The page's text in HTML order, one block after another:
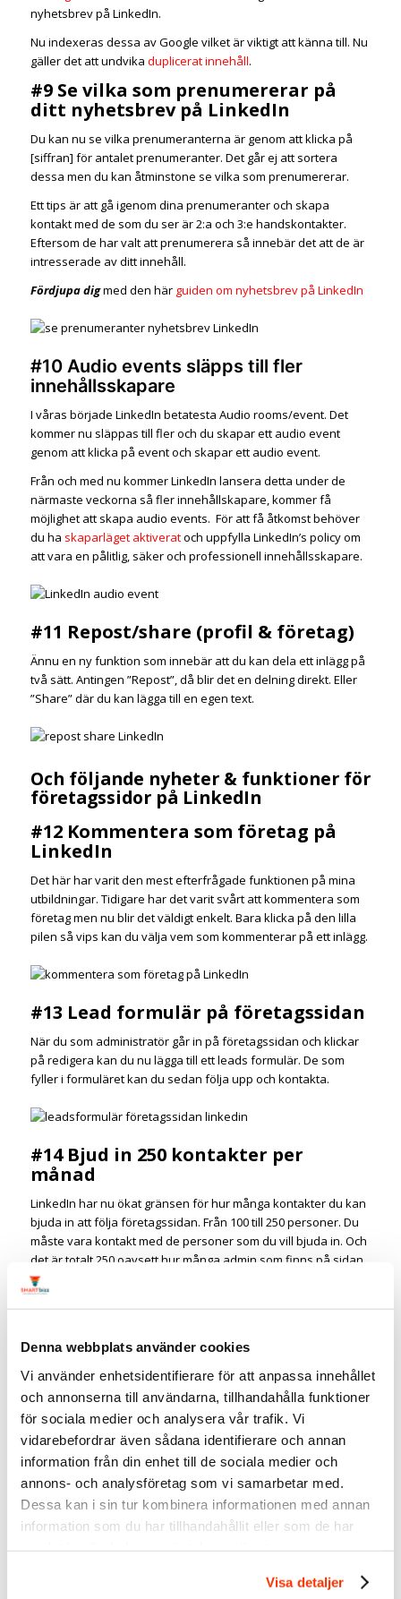
Denna webbplats använder cookies
Vi använder enhetsidentifierare för att anpassa innehållet
och annonserna till användarna, tillhandahålla funktioner
för sociala medier och analysera vår trafik. Vi
vidarebefordrar även sådana identifierare och annan
information från din enhet till de sociala medier och
annons- och analysföretag som vi samarbetar med.
Dessa kan i sin tur kombinera informationen med annan
information som du har tillhandahållit eller som de har
Visa detaljer
nyhetsbrev på LinkedIn.
Nu indexeras dessa av Google vilket är viktigt att känna till. Nu
gäller det att undvika duplicerat innehåll.
#9 Se vilka som prenumererar på
ditt nyhetsbrev på LinkedIn
Du kan nu se vilka prenumeranterna är genom att klicka på
[siffran] för antalet prenumeranter. Det går ej att sortera
dessa men du kan åtminstone se vilka som prenumererar.
Ett tips är att gå igenom dina prenumeranter och skapa
kontakt med de som du ser är 2:a och 3:e handskontakter.
Eftersom de har valt att prenumerera så innebär det att de är
intresserade av ditt innehåll.
Fördjupadigmed den här guiden om nyhetsbrev på LinkedIn
#10 Audio events släpps till fler
innehållsskapare
I våras började LinkedIn betatesta Audio rooms/event. Det
kommer nu släppas till fler och du skapar ett audio event
genom att klicka på event och skapar ett audio event.
Från och med nu kommer LinkedIn lansera detta under de
närmaste veckorna så fler innehållskapare, kommer få
möjlighet att skapa audio events. För att få åtkomst behöver
du ha skaparläget aktiveratoch uppfylla LinkedIn’s policy om
att vara en pålitlig, säker och professionell innehållsskapare.
#11 Repost/share (profil & företag)
Ännu en ny funktion som innebär att du kan dela ett inlägg på
två sätt. Antingen ”Repost”, då blir det en delning direkt. Eller
”Share” där du kan lägga till en egen text.
Och följande nyheter & funktioner för
företagssidor på LinkedIn
#12 Kommentera som företag på
LinkedIn
Det här har varit den mest efterfrågade funktionen på mina
utbildningar. Tidigare har det varit svårt att kommentera som
företag men nu blir det väldigt enkelt. Bara klicka på den lilla
pilen så vips kan du välja vem som kommenterar på ett inlägg.
#13 Lead formulär på företagssidan
När du som administratör går in på företagssidan och klickar
på redigera kan du nu lägga till ett leads formulär. De som
fyller i formuläret kan du sedan följa upp och kontakta.
#14 Bjud in 250 kontakter per
månad
LinkedIn har nu ökat gränsen för hur många kontakter du kan
bjuda in att följa företagssidan. Från 100 till 250 personer. Du
måste vara kontakt med de personer som du vill bjuda in. Och
det är totalt 250 oavsett hur många admin som finns på sidan.
Använd dessa och gör det smart!
#15 Anställda kan bjuda in personer
att följa – utan att vara admin
När du är anställd, dvs kopplad till en företagssida på LinkedIn
kan dubjuda in dina kontakteratt följa företagets sida.
LinkedIn rekommenderar att du bara skickar inbjudningar till
kontakter som är intresserade av din arbetsgivares sida. Alla
användare på LinkedIn kan välja bort att ta emot några
sidinbjudningar via sina inställningar.
Du har 30 inbjudningar per månad och precis som för